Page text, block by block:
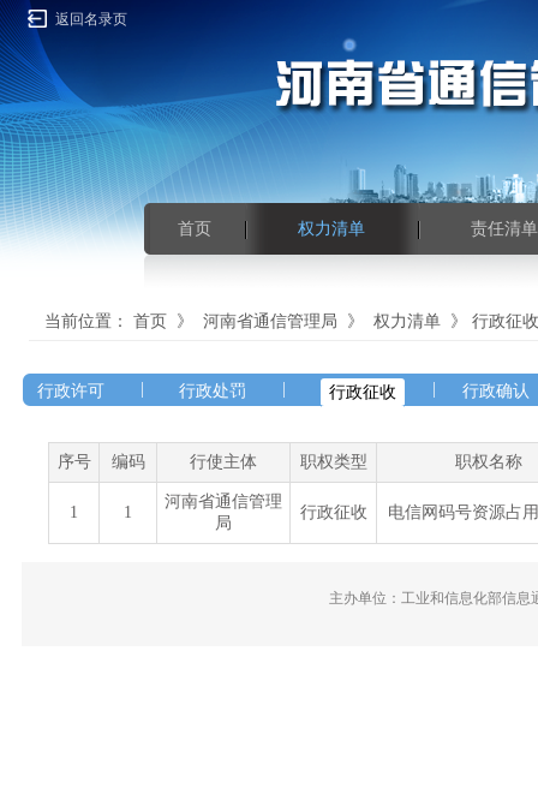
返回名录页
首页 权力清单 责任清单
当前位置： 首页 》 河南省通信管理局 》 权力清单 》 行政征收
行政许可 行政处罚 行政征收 行政确认
序号 编码 行使主体 职权类型 职权名称
1 1
河南省通信管理
局
行政征收 电信网码号资源占
主办单位：工业和信息化部信